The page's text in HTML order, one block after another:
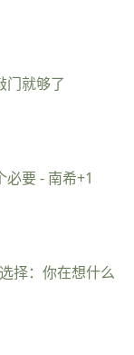
门就够了
必要 - 南希+1
择：你在想什么